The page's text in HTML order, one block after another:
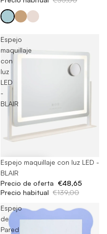
Espejo
maquillaje
con
luz
LED
-
BLAIR
-65%
Espejo maquillaje con luz LED -
BLAIR
Precio de oferta €48,65
Precio habitual €139,00
Espejo
de
Pared